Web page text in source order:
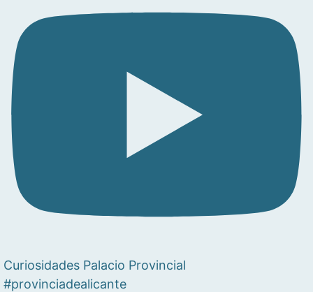
Curiosidades Palacio Provincial
#provinciadealicante